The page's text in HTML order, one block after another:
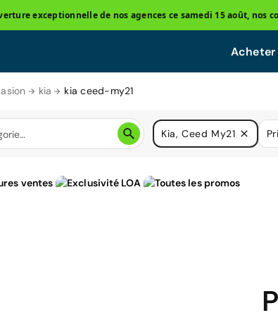
exceptionnelle de nos agences ce samedi 15 août, nos
Acheter
kia kia ceed-my21
Kia, Ceed My21